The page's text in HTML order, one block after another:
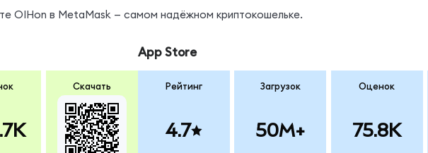
OIHon в MetaMask — самом надёжном криптокошельке.
Скачать
App Store
Рейтинг
4.7
Загрузок
50M+
Оценок
75.8K